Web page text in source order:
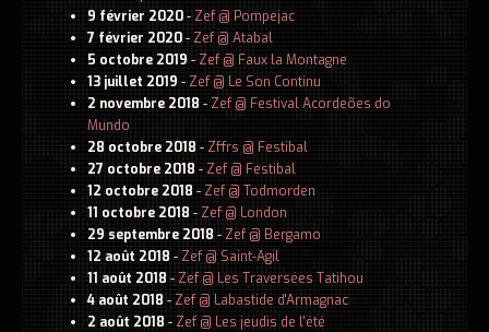
9 février 2020- Zef @ Pompejac
7 février 2020- Zef @ Atabal
5 octobre 2019 - Zef @ Faux la Montagne
13 juillet 2019 - Zef @ Le Son Continu
2 novembre 2018 - Zef @ Festival Acordeões do
Mundo
28 octobre 2018 - Zffrs @ Festibal
27 octobre 2018 - Zef @ Festibal
12 octobre 2018 - Zef @ Todmorden
11 octobre 2018 - Zef @ London
29 septembre 2018 - Zef @ Bergamo
12 août 2018 - Zef @ Saint-Agil
11 août 2018 - Zef @ Les Traversées Tatihou
4 août 2018 - Zef @ Labastide d'Armagnac
2 août 2018 - Zef @ Les jeudis de l'été